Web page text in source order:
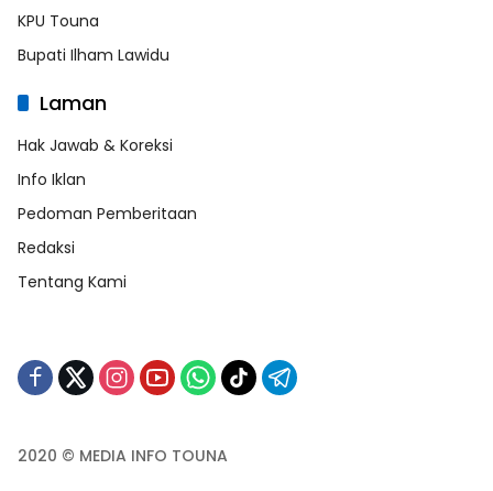
KPU Touna
Bupati Ilham Lawidu
Laman
Hak Jawab & Koreksi
Info Iklan
Pedoman Pemberitaan
Redaksi
Tentang Kami
2020 © MEDIA INFO TOUNA